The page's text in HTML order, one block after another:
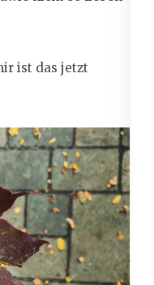
ist das jetzt